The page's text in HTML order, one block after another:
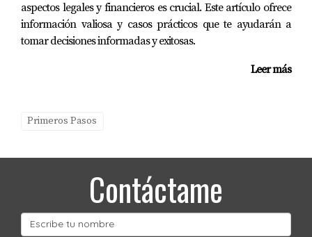
proceso.
Preguntas frecuentes
¿Qué es un análisis comparativo del mercado
El CMA es un método utilizado para evaluar el valor de
han vendido recientemente.
¿Por qué debería contratar a un tasador
Un tasador profesional proporciona una evaluación
aspectos legales y financieros es crucial. Este artículo ofrece
información valiosa y casos prácticos que te ayudarán a
tomar decisiones informadas y exitosas.
Leer más
Primeros Pasos
Contáctame